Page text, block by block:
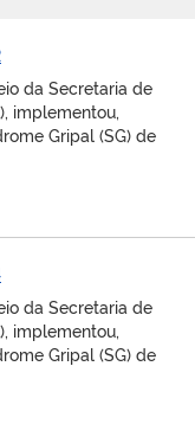
da Secretaria de
implementou,
Gripal (SG) de
da Secretaria de
implementou,
Gripal (SG) de